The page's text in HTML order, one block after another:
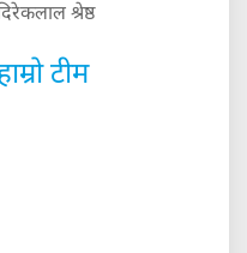
श्रेष्ठ
टीम